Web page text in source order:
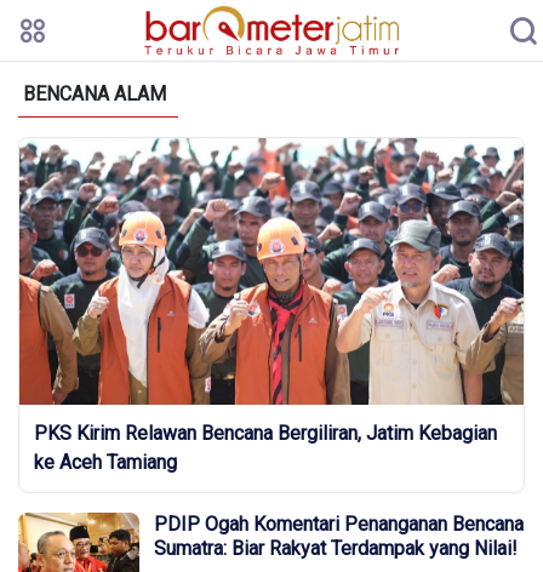
BENCANA ALAM
PKS Kirim Relawan Bencana Bergiliran, Jatim Kebagian
ke Aceh Tamiang
PDIP Ogah Komentari Penanganan Bencana
Sumatra: Biar Rakyat Terdampak yang Nilai!